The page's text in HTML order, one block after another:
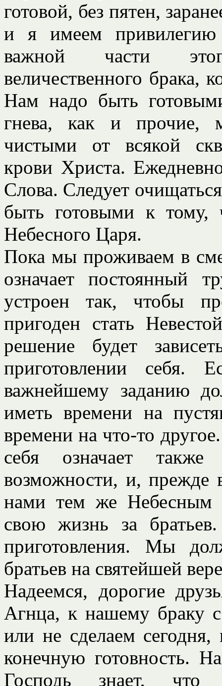
готовой, без пятен,
и я имеем привилегию
важной части
величественного брака,
Нам надо быть
гнева, как и прочие,
чистыми от всякой
крови Христа.
Слова. Следует
быть готовыми к тому,
Небесного Царя.
Пока мы проживаем в
означает постоянный
устроен так, чтобы
пригоден стать
решение будет
приготовлении
важнейшему заданию
иметь времени на
времени на что-то
себя означает
возможности, и, прежде
нами тем же Небесным
свою жизнь за
приготовления. Мы
братьев на святейшей
Надеемся, дорогие
Агнца, к нашему браку
или не сделаем
конечную готовность.
Господь знает,